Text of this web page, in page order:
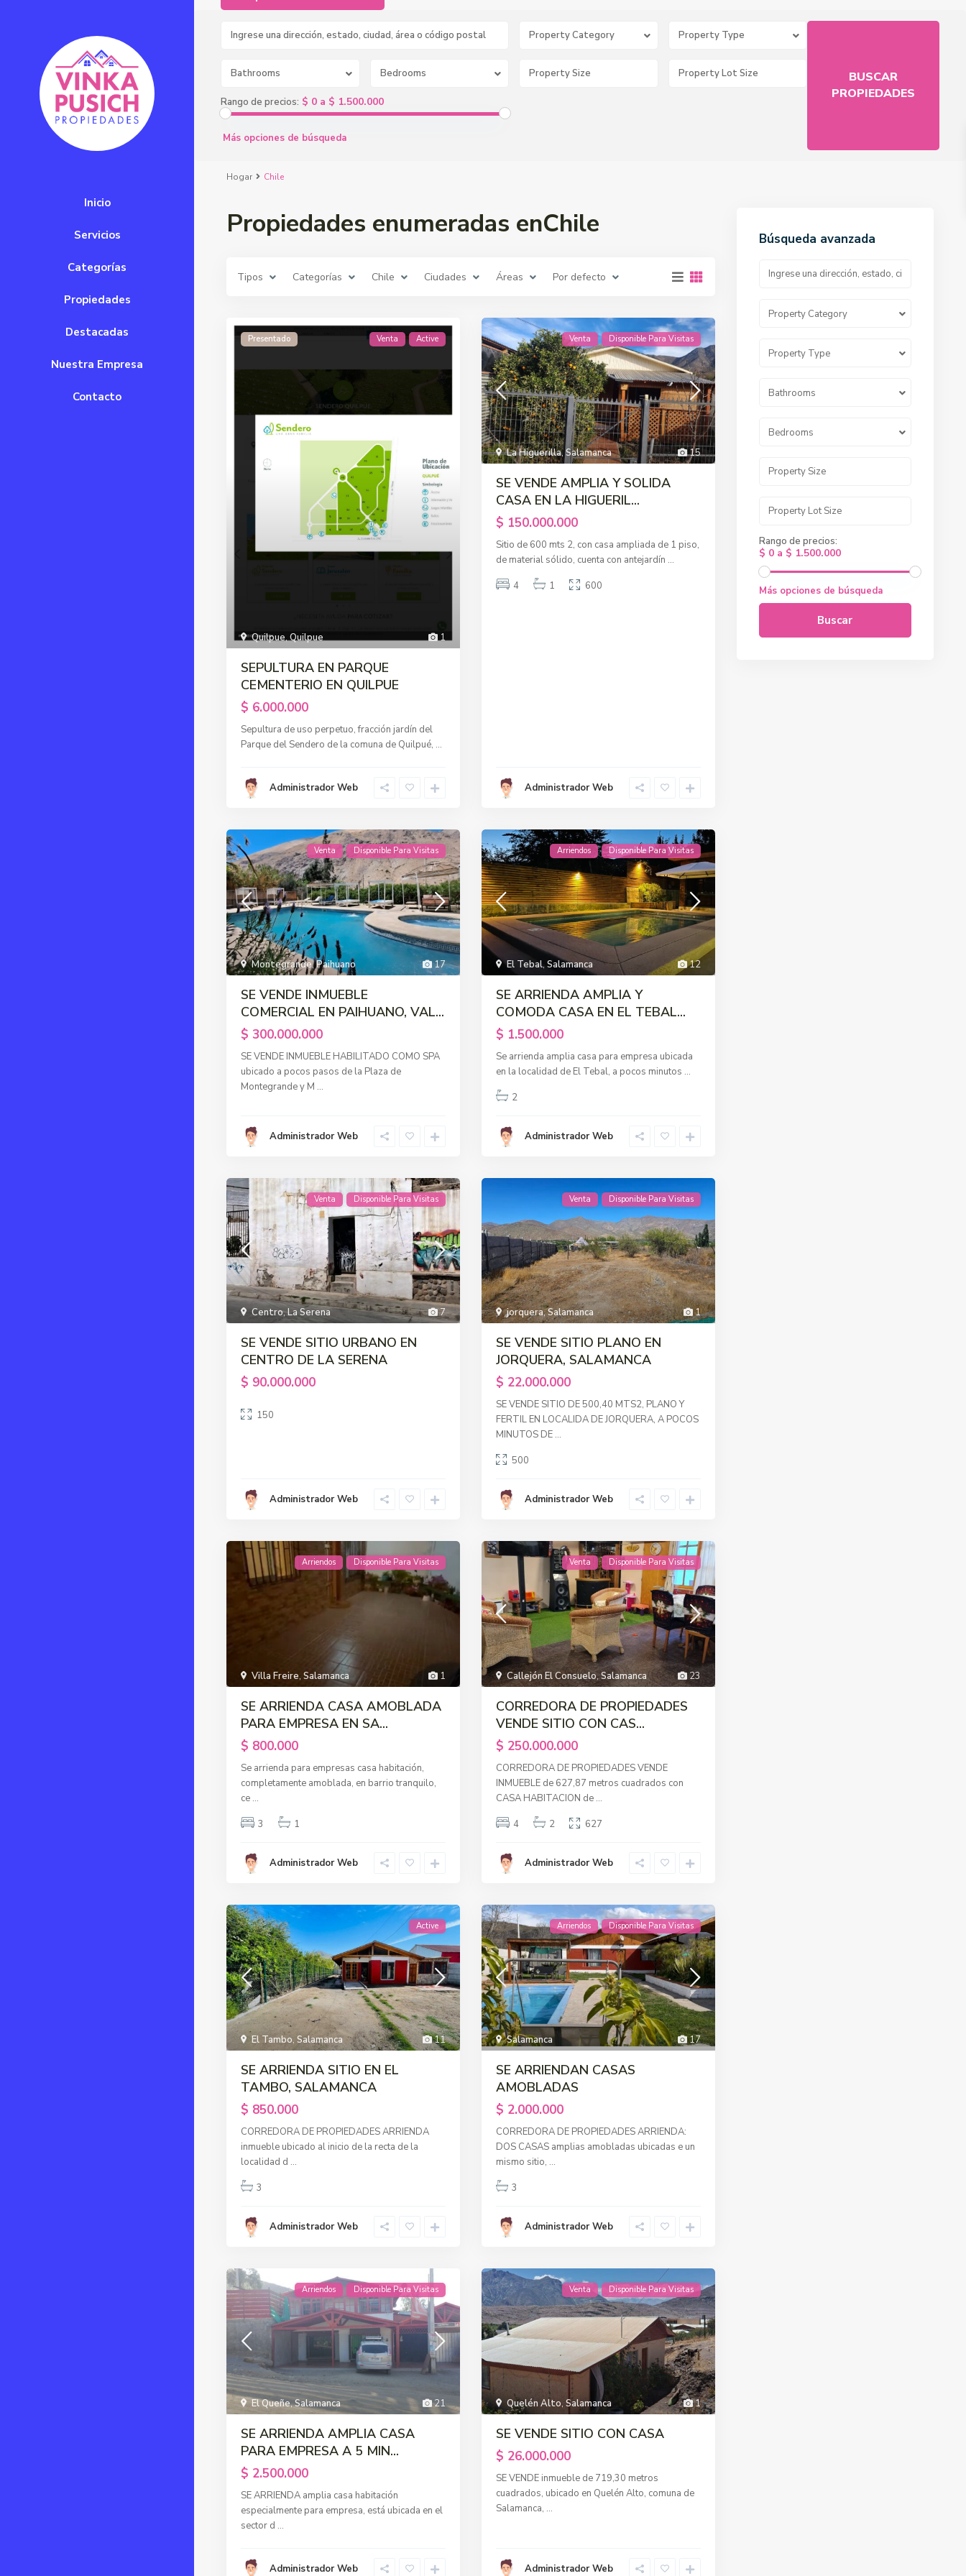
Inicio
Servicios
Categorías
Propiedades
Destacadas
Nuestra Empresa
Contacto
Property Category Property Type
Bathrooms Bedrooms
Rango de precios: $ 0 a $ 1.500.000
Más opciones de búsqueda
Hogar Chile
Propiedades enumeradas enChile
Tipos Categorías Chile Ciudades Áreas Por defecto
1
Quilpue,Quilpue
Presentado Venta Active
SEPULTURA EN PARQUE
CEMENTERIO EN QUILPUE
$ 6.000.000
Sepultura de uso perpetuo, fracción jardín del
Parque del Sendero de la comuna de Quilpué, ...
Administrador Web
15
La Higuerilla,Salamanca
Venta Disponible Para Visitas
SE VENDE AMPLIA Y SOLIDA
CASA EN LA HIGUERIL...
$ 150.000.000
Sitio de 600 mts 2, con casa ampliada de 1 piso,
de material sólido, cuenta con antejardín ...
4
1 600
Administrador Web
17
Montegrande,Paihuano
Venta Disponible Para Visitas
SE VENDE INMUEBLE
COMERCIAL EN PAIHUANO, VAL...
$ 300.000.000
SE VENDE INMUEBLE HABILITADO COMO SPA
ubicado a pocos pasos de la Plaza de
Montegrande y M ...
Administrador Web
12
El Tebal, Salamanca
Arriendos Disponible Para Visitas
SE ARRIENDA AMPLIA Y
COMODA CASA EN EL TEBAL...
$ 1.500.000
Se arrienda amplia casa para empresa ubicada
en la localidad de El Tebal, a pocos minutos ...
2
Administrador Web
7
Centro,La Serena
Venta Disponible Para Visitas
SE VENDE SITIO URBANO EN
CENTRO DE LA SERENA
$ 90.000.000
150
Administrador Web
1
jorquera,Salamanca
Venta Disponible Para Visitas
SE VENDE SITIO PLANO EN
JORQUERA, SALAMANCA
$ 22.000.000
SE VENDE SITIO DE 500,40 MTS2, PLANO Y
FERTIL EN LOCALIDA DE JORQUERA, A POCOS
MINUTOS DE ...
500
Administrador Web
1
Villa Freire,Salamanca
Arriendos Disponible Para Visitas
SE ARRIENDA CASA AMOBLADA
PARA EMPRESA EN SA...
$ 800.000
Se arrienda para empresas casa habitación,
completamente amoblada, en barrio tranquilo,
ce ...
3
1
Administrador Web
23
Callejón El Consuelo,Salamanca
Venta Disponible Para Visitas
CORREDORA DE PROPIEDADES
VENDE SITIO CON CAS...
$ 250.000.000
CORREDORA DE PROPIEDADES VENDE
INMUEBLE de 627,87 metros cuadrados con
CASA HABITACION de ...
4
2 627
Administrador Web
11
El Tambo,Salamanca
Active
SE ARRIENDA SITIO EN EL
TAMBO, SALAMANCA
$ 850.000
CORREDORA DE PROPIEDADES ARRIENDA
inmueble ubicado al inicio de la recta de la
localidad d ...
3
Administrador Web
17
Salamanca
Arriendos Disponible Para Visitas
SE ARRIENDAN CASAS
AMOBLADAS
$ 2.000.000
CORREDORA DE PROPIEDADES ARRIENDA:
DOS CASAS amplias amobladas ubicadas e un
mismo sitio, ...
3
Administrador Web
21
El Queñe,Salamanca
Arriendos Disponible Para Visitas
SE ARRIENDA AMPLIA CASA
PARA EMPRESA A 5 MIN...
$ 2.500.000
SE ARRIENDA amplia casa habitación
especialmente para empresa, está ubicada en el
sector d ...
Administrador Web
1
Quelén Alto, Salamanca
Venta Disponible Para Visitas
SE VENDE SITIO CON CASA
$ 26.000.000
SE VENDE inmueble de 719,30 metros
cuadrados, ubicado en Quelén Alto, comuna de
Salamanca, ...
Administrador Web
Búsqueda avanzada
Property Category
Property Type
Bathrooms
Bedrooms
Rango de precios:
$ 0 a $ 1.500.000
Más opciones de búsqueda
Buscar